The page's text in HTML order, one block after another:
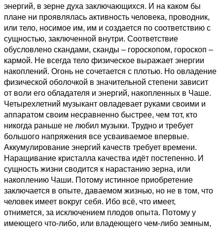
энергий, в зерне духа заключающихся. И на каком бы
плане ни проявлялась активность человека, проводник,
или тело, носимое им, им и создается по соответствию с
сущностью, заключенной внутри. Соответствие
обусловлено скандами, сканды – гороскопом, гороскоп –
кармой. Не всегда тело физическое выражает энергии
накоплений. Огонь не сочетается с плотью. Но овладение
физической оболочкой в значительной степени зависит
от воли его обладателя и энергий, накопленных в Чаше.
Четырехлетний музыкант овладевает руками своими и
аппаратом своим несравненно быстрее, чем тот, кто
никогда раньше не любил музыки. Трудно и требует
большого напряжения все усваиваемое впервые.
Аккумулирование энергий качеств требует времени.
Наращивание кристалла качества идёт постепенно. И
сущность жизни сводится к нарастанию зерна, или
накоплению Чаши. Потому истинное приобретение
заключается в опыте, даваемом жизнью, но не в том, что
человек имеет вокруг себя. Ибо всё, что имеет,
отнимется, за исключением плодов опыта. Потому у
имеющего что-либо, или владеющего чем-либо земным,